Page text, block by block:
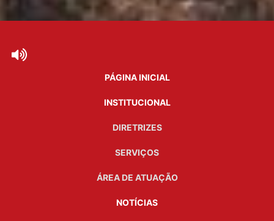
PÁGINA INICIAL
INSTITUCIONAL
DIRETRIZES
SERVIÇOS
ÁREA DE ATUAÇÃO
NOTÍCIAS